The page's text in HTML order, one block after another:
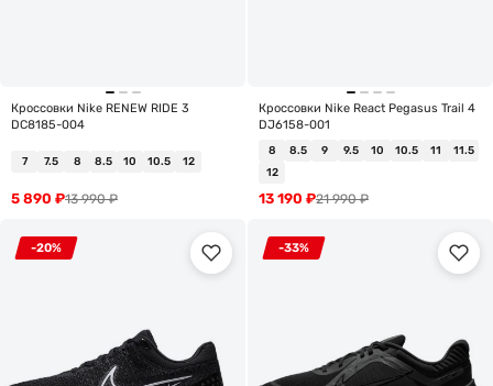
Кроссовки Nike RENEW RIDE 3
DC8185-004
7 7.5 8 8.5 10 10.5 12
13 990₽
5 890 ₽
Кроссовки Nike React Pegasus Trail 4
DJ6158-001
8 8.5 9 9.5 10 10.5 11
11.5
12
21 990₽
13 190 ₽
-20% -33%